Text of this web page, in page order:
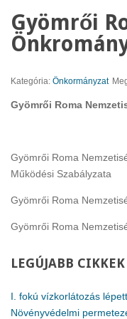
Gyömrői
Kategória: Önkormányzat
Gyömrői Roma
Gyömrői Roma
Működési Szabályzata
Gyömrői Roma
Gyömrői Roma
LEGÚJABB CIKKEK
I. fokú vízkorlátozás
Növényvédelmi